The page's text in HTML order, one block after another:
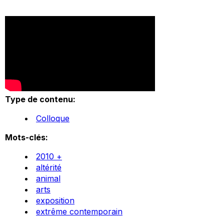
Type de contenu:
Colloque
Mots-clés:
2010 +
altérité
animal
arts
exposition
extrême contemporain